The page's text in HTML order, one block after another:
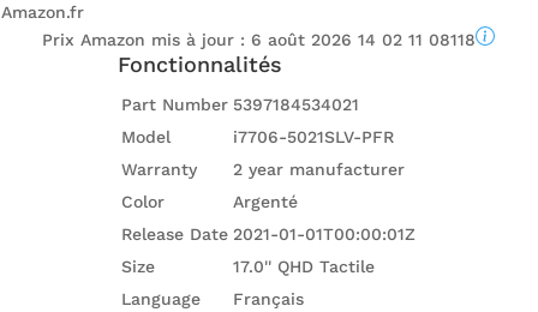
Amazon.fr
Prix ​​Amazon mis à jour : 6 août 2026 14 02 11 08118
Fonctionnalités
Part Number 5397184534021
Model
i7706-5021SLV-PFR
Warranty
2 year manufacturer
Color
Argenté
Release Date 2021-01-01T00:00:01Z
Size
17.0'' QHD Tactile
Language
Français